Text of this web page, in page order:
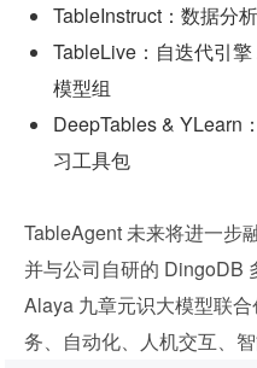
TableInstruct：数据分
TableLive：自迭代引
模型组
DeepTables & YLearn
习工具包
TableAgent 未来将进一步
并与公司自研的 DingoDB
Alaya 九章元识大模型联
务、自动化、人机交互、